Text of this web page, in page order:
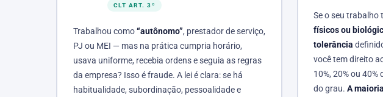
CLT ART. 3º
Trabalhou como“autônomo”, prestador de serviço,
PJ ou MEI — mas na prática cumpria horário,
usava uniforme, recebia ordens e seguia as regras
da empresa? Isso é fraude. A lei é clara: se há
habitualidade, subordinação, pessoalidade e
Se o seu trabalho
físicos ou
tolerância
você tem direito
10%, 20% ou
do grau.A